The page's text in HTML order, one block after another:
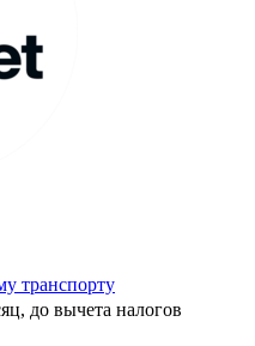
транспорту
до вычета налогов